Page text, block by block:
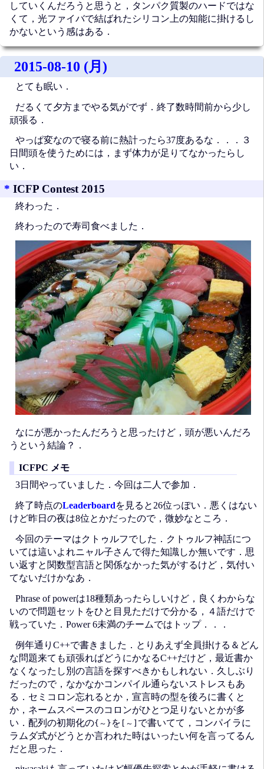
していくんだろうと思うと，タンパク質製のハードではな
くて，光ファイバで結ばれたシリコン上の知能に掛けるし
かないという感はある．
2015-08-10 (月)
とても眠い．
だるくて夕方までやる気がでず．終了数時間前から少し
頑張る．
やっぱ変なので寝る前に熱計ったら37度あるな．．．３
日間頭を使うためには，まず体力が足りてなかったらし
い．
* ICFP Contest 2015
終わった．
終わったので寿司食べました．
なにが悪かったんだろうと思ったけど，頭が悪いんだろ
うという結論？．
ICFPC メモ
3日間やっていました．今回は二人で参加．
終了時点のLeaderboardを見ると26位っぽい．悪くはない
けど昨日の夜は8位とかだったので，微妙なところ．
今回のテーマはクトゥルフでした．クトゥルフ神話につ
いては這いよれニャル子さんで得た知識しか無いです．思
い返すと関数型言語と関係なかった気がするけど，気付い
てないだけかなあ．
Phrase of powerは18種類あったらしいけど，良くわからな
いので問題セットをひと目見ただけで分かる，４語だけで
戦っていた．Power 6未満のチームではトップ．．．
例年通りC++で書きました．とりあえず全員掛ける＆どん
な問題来ても頑張ればどうにかなるC++だけど，最近書か
なくなったし別の言語を探すべきかもしれない．久しぶり
だったので，なかなかコンパイル通らないストレスもあ
る．セミコロン忘れるとか，宣言時の型を後ろに書くと
か，ネームスペースのコロンがひとつ足りないとかが多
い．配列の初期化の{～} を [～] で書いてて，コンパイラに
ラムダ式がどうとか言われた時はいったい何を言ってるん
だと思った．